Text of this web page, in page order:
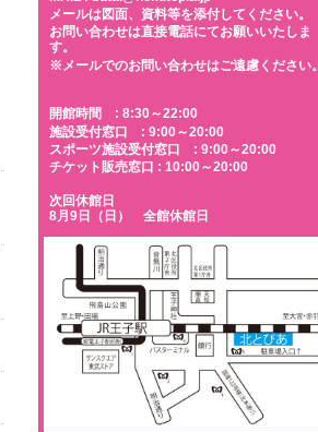
メールは図面、資料等を添付してください。
お問い合わせは直接電話にてお願いいたしま
す。
※メールでのお問い合わせはご遠慮ください。
開館時間 : 8:30～22:00
施設受付窓口 : 9:00～20:00
スポーツ施設受付窓口 : 9:00～20:00
チケット販売窓口 : 10:00～20:00
次回休館日
8月9日（日） 全館休館日